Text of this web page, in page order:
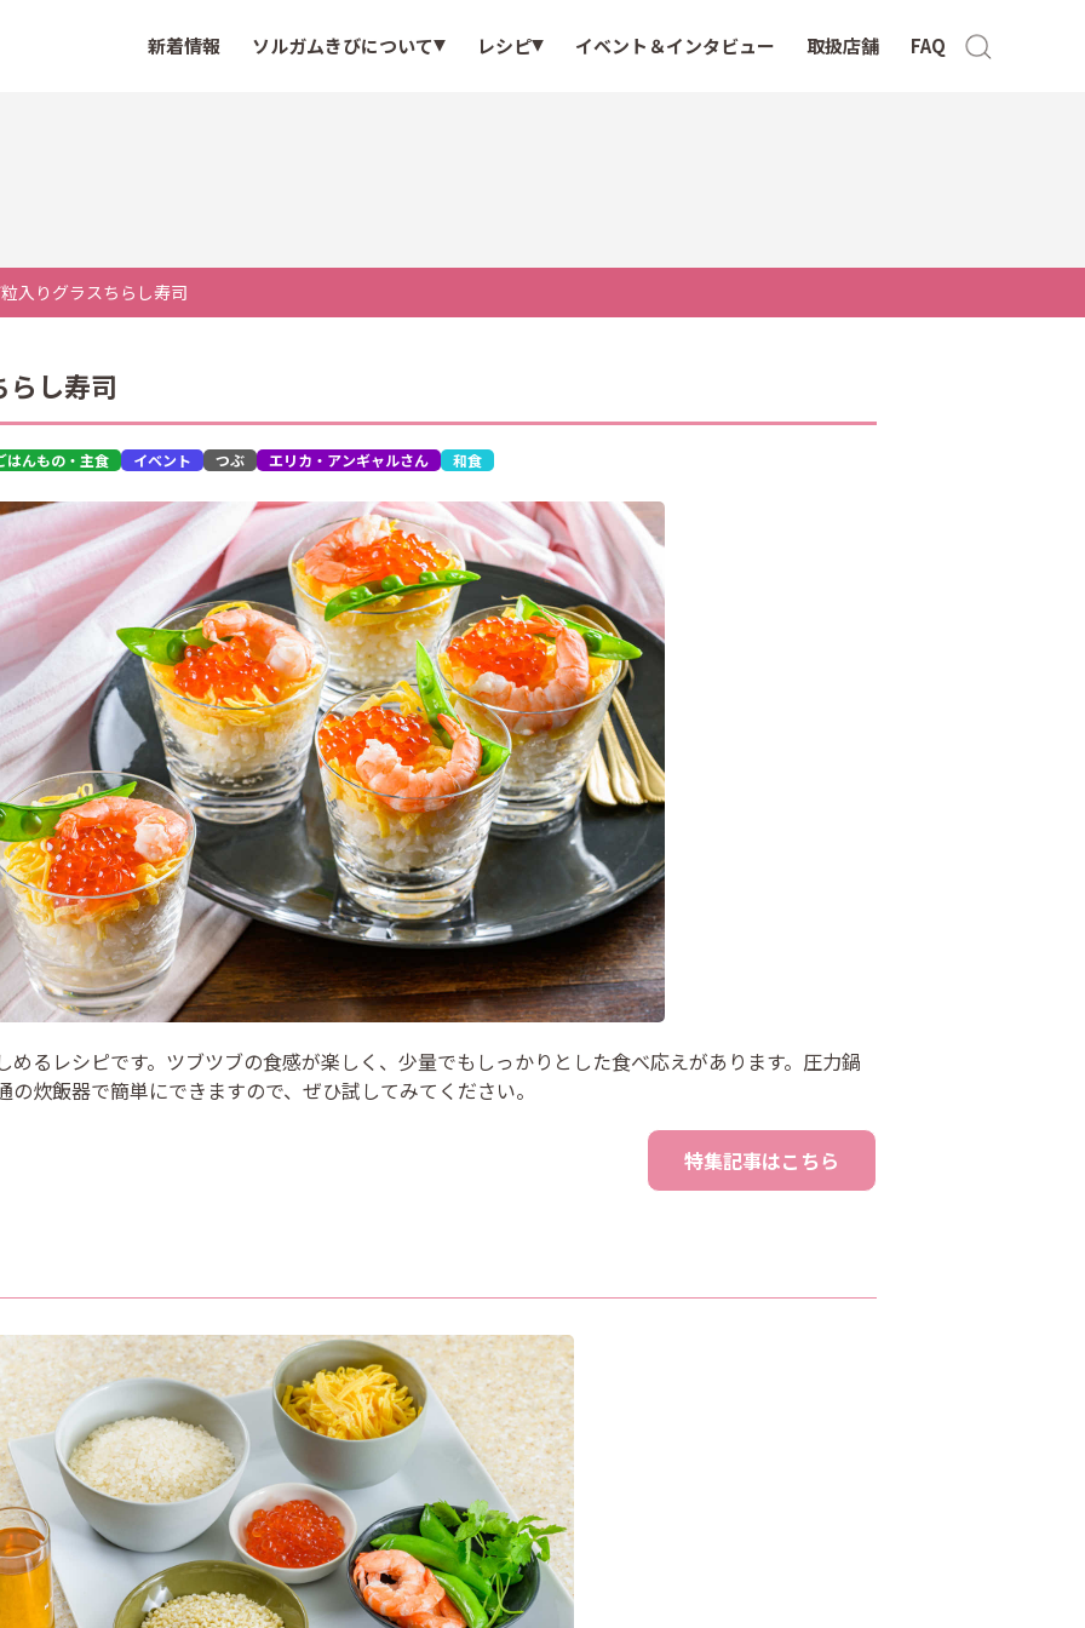
新着情報 ソルガムきびについて レシピ イベント＆インタビュー 取扱店舗 FAQ
入りグラスちらし寿司
らし寿司
はんもの・主食 イベント つぶ エリカ・アンギャルさん 和食
るレシピです。ツブツブの食感が楽しく、少量でもしっかりとした食べ応えがあります。圧力鍋
炊飯器で簡単にできますので、ぜひ試してみてください。
特集記事はこちら